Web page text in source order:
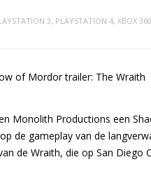
3, PLAYSTATION 4, XBOX 360
Monolith Productions een
de gameplay van de
de Wraith, die op San Diego